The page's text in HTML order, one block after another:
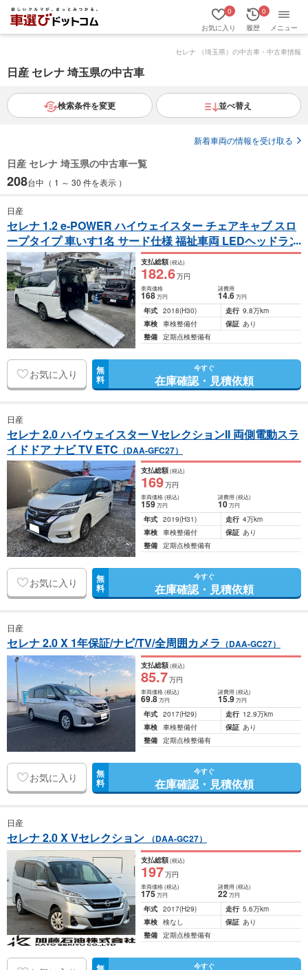
お気に入り
0
履歴
0
メニュー
セレナ （埼玉県）の中古車・中古車情報
日産 セレナ 埼玉県の中古車
検索条件を変更 並べ替え
新着車両の情報を受け取る
日産 セレナ 埼玉県の中古車一覧
208台中（ 1 ～ 30 件を表示 ）
日産
セレナ 1.2 e-POWER ハイウェイスター チェアキャブ スロ
ープタイプ 車いす1名 サード仕様 福祉車両 LEDヘッドラン
プ 両側Pドア（DAA-HFC27） 支払総額(税込)
182.6万円
車両価格
168万円
諸費用
14.6 万円
年式 2018(H30) 走行 9.8万km
車検 車検整備付 保証 あり
整備 定期点検整備有
お気に入り 無
料
今すぐ
在庫確認・見積依頼
日産
セレナ 2.0 ハイウェイスター VセレクションII 両側電動スラ
イドドア ナビ TV ETC （DAA-GFC27）
支払総額(税込)
169万円
車両価格(税込)
159万円
諸費用 (税込)
10 万円
年式 2019(H31) 走行 4万km
車検 車検整備付 保証 あり
整備 定期点検整備有
お気に入り 無
料
今すぐ
在庫確認・見積依頼
日産
セレナ 2.0 X 1年保証/ナビ/TV/全周囲カメラ （DAA-GC27）
支払総額(税込)
85.7万円
車両価格(税込)
69.8万円
諸費用 (税込)
15.9 万円
年式 2017(H29) 走行 12.9万km
車検 車検整備付 保証 あり
整備 定期点検整備有
お気に入り 無
料
今すぐ
在庫確認・見積依頼
日産
セレナ 2.0 X Vセレクション （DAA-GC27）
支払総額(税込)
197万円
車両価格(税込)
175万円
諸費用 (税込)
22 万円
年式 2017(H29) 走行 5.6万km
車検 検なし 保証 あり
整備 定期点検整備有
今すぐ